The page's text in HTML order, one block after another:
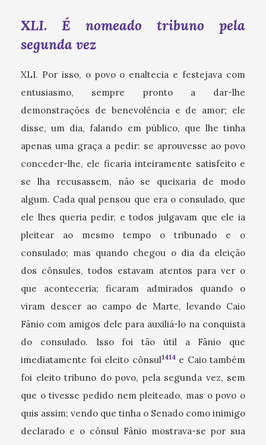
XLI. É nomeado tribuno pela
segunda vez
XLI. Por isso, o povo o enaltecia e festejava com
entusiasmo, sempre pronto a dar-lhe
demonstrações de benevolência e de amor; ele
disse, um dia, falando em público, que lhe tinha
apenas uma graça a pedir: se aprouvesse ao povo
conceder-lhe, ele ficaria inteiramente satisfeito e
se lha recusassem, não se queixaria de modo
algum. Cada qual pensou que era o consulado, que
ele lhes queria pedir, e todos julgavam que ele ia
pleitear ao mesmo tempo o tribunado e o
consulado; mas quando chegou o dia da eleição
dos cônsules, todos estavam atentos para ver o
que aconteceria; ficaram admirados quando o
viram descer ao campo de Marte, levando Caio
Fânio com amigos dele para auxiliá-lo na conquista
do consulado. Isso foi tão útil a Fânio que
imediatamente foi eleito cônsul1414e Caio também
foi eleito tribuno do povo, pela segunda vez, sem
que o tivesse pedido nem pleiteado, mas o povo o
quis assim; vendo que tinha o Senado como inimigo
declarado e o cônsul Fânio mostrava-se por sua